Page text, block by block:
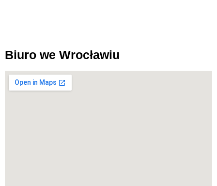
Biuro we Wrocławiu